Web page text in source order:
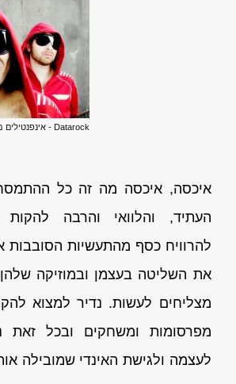
Datarock - אינפנטילים מבריקים
איכסה, איכסה מה זה כל
העתיד, והלוואי והרבה להקות
להרוויח כסף מהתעשיות הסובבות
את השליטה בעצמן ובמוזיקה
מצליחים לעשות. נדיר למצוא
מפרסומות ומשחקים ובכל זאת
לעצמה ולגישת האינדי שמובילה